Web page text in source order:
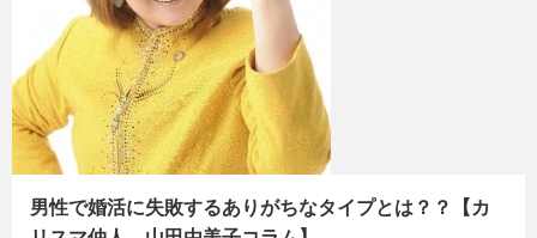
男性で婚活に失敗するありがちなタイプとは？？【カ